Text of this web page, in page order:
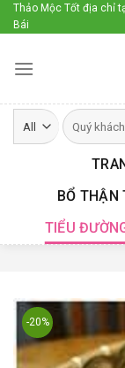
Skip
to
Thảo Mộc Tốt địa chỉ
Bái
BỔ THẬN
TIỂU
-20%